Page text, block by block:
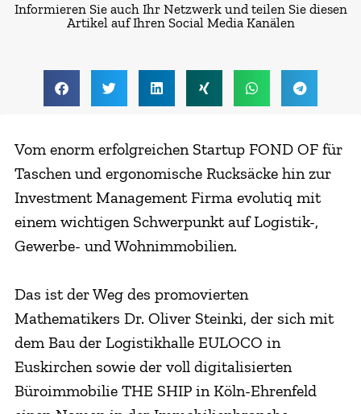
Informieren Sie auch Ihr Netzwerk und teilen Sie diesen
Artikel auf Ihren Social Media Kanälen
Vom enorm erfolgreichen Startup FOND OF für
Taschen und ergonomische Rucksäcke hin zur
Investment Management Firma evolutiq mit
einem wichtigen Schwerpunkt auf Logistik-,
Gewerbe- und Wohnimmobilien.
Das ist der Weg des promovierten
Mathematikers Dr. Oliver Steinki, der sich mit
dem Bau der Logistikhalle EULOCO in
Euskirchen sowie der voll digitalisierten
Büroimmobilie THE SHIP in Köln-Ehrenfeld